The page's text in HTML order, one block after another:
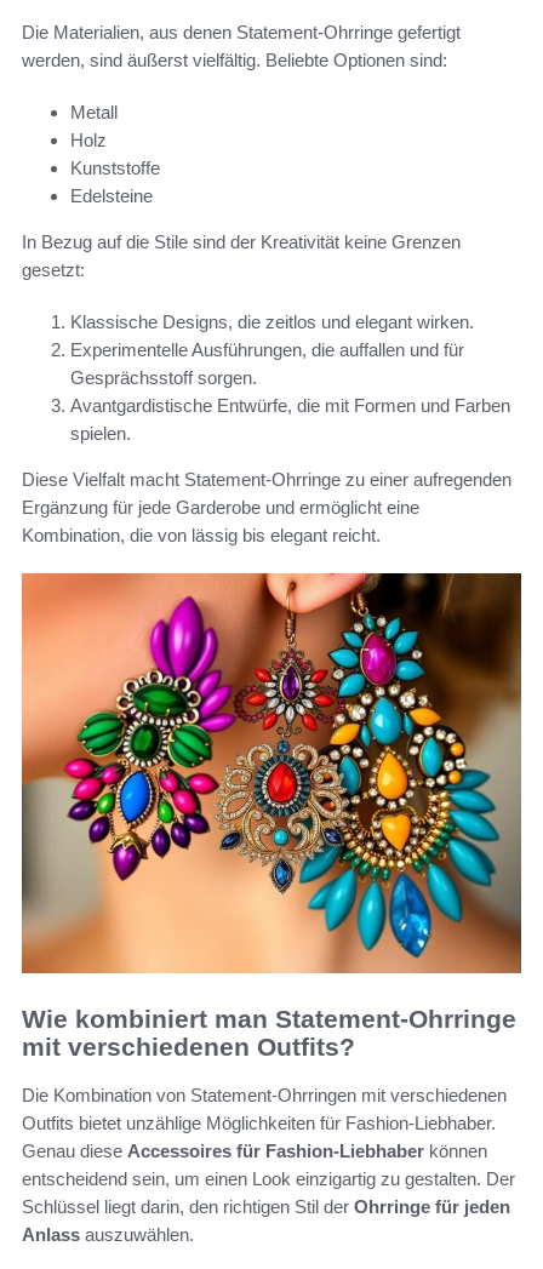
Die Materialien, aus denen Statement-Ohrringe gefertigt
werden, sind äußerst vielfältig. Beliebte Optionen sind:
Metall
Holz
Kunststoffe
Edelsteine
In Bezug auf die Stile sind der Kreativität keine Grenzen
gesetzt:
Klassische Designs, die zeitlos und elegant wirken.
Experimentelle Ausführungen, die auffallen und für
Gesprächsstoff sorgen.
Avantgardistische Entwürfe, die mit Formen und Farben
spielen.
Diese Vielfalt macht Statement-Ohrringe zu einer aufregenden
Ergänzung für jede Garderobe und ermöglicht eine
Kombination, die von lässig bis elegant reicht.
Wie kombiniert man Statement-Ohrringe
mit verschiedenen Outfits?
Die Kombination von Statement-Ohrringen mit verschiedenen
Outfits bietet unzählige Möglichkeiten für Fashion-Liebhaber.
Genau diese Accessoires für Fashion-Liebhaber können
entscheidend sein, um einen Look einzigartig zu gestalten. Der
Schlüssel liegt darin, den richtigen Stil der Ohrringe für jeden
Anlass auszuwählen.